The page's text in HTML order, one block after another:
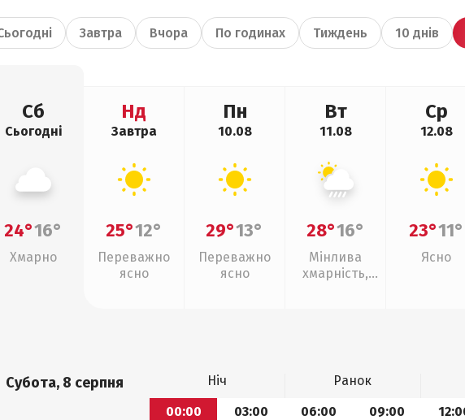
Завтра Вчора По годинах Тиждень 10 днів
Сб
Сьогодні
24°16°
Хмарно
Нд
Завтра
25°12°
Переважно
ясно
Пн
10.08
29°13°
Переважно
ясно
Вт
11.08
28°16°
Мінлива
хмарність,
Ср
12.08
23°11°
Ясно
Субота, 8 серпня Ніч Ранок
00:00
03:00 06:00 09:00